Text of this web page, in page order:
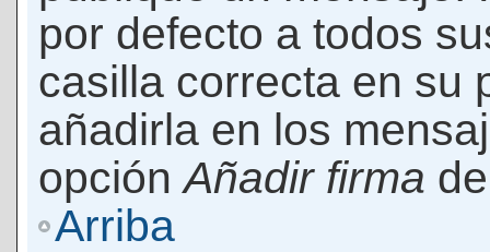
por defecto a todos
casilla correcta en su
añadirla en los
opciónAñadir firma
Arriba